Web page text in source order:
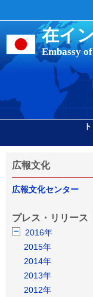
在イ
Embassy
広報文化
広報文化センター
プレス・リリース
2016年
2015年
2014年
2013年
2012年